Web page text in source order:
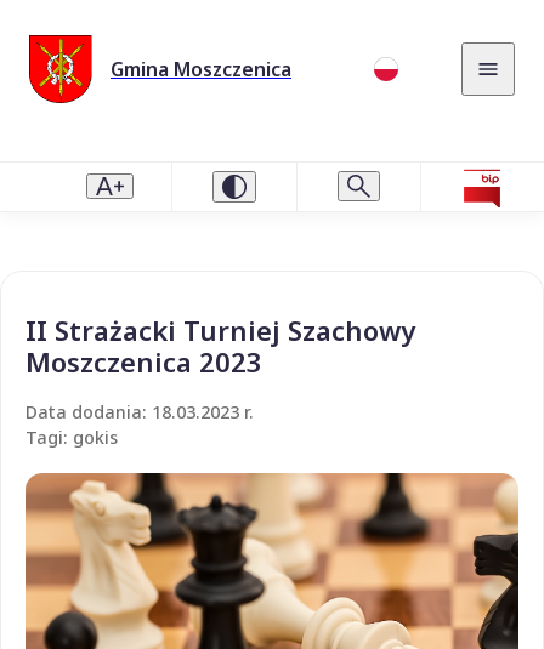
Gmina Moszczenica
II Strażacki Turniej Szachowy
Moszczenica 2023
Data dodania: 18.03.2023 r.
Tagi: gokis